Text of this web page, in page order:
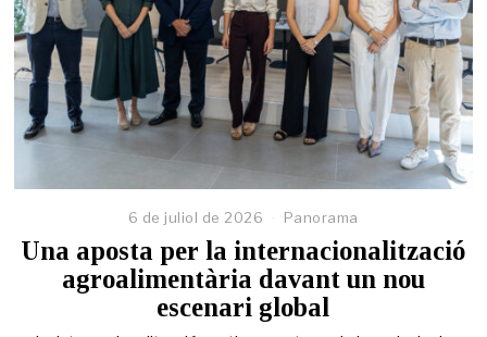
6 de juliol de 2026 Panorama
Una aposta per la internacionalització
agroalimentària davant un nou
escenari global